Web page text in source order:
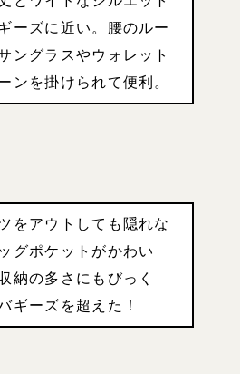
ーズに近い。腰のルー
ングラスやウォレット
ンを掛けられて便利。
をアウトしても隠れな
グポケットがかわい
納の多さにもびっく
ギーズを超えた！